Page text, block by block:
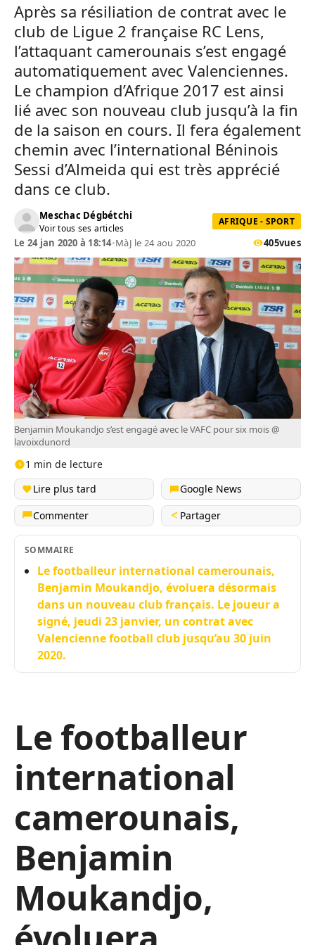
Après sa résiliation de contrat avec le
club de Ligue 2 française RC Lens,
l’attaquant camerounais s’est engagé
automatiquement avec Valenciennes.
Le champion d’Afrique 2017 est ainsi
lié avec son nouveau club jusqu’à la fin
de la saison en cours. Il fera également
chemin avec l’international Béninois
Sessi d’Almeida qui est très apprécié
dans ce club.
Meschac Dégbétchi
Voir tous ses articles
AFRIQUE - SPORT
Le 24 jan 2020 à 18:14•MàJ le 24 aou 2020 405vues
Benjamin Moukandjo s’est engagé avec le VAFC pour six mois @
lavoixdunord
1 min de lecture
Lire plus tard
Google News
Commenter
Partager
SOMMAIRE
Le footballeur international camerounais,
Benjamin Moukandjo, évoluera désormais
dans un nouveau club français. Le joueur a
signé, jeudi 23 janvier, un contrat avec
Valencienne football club jusqu’au 30 juin
2020.
Le footballeur
international
camerounais,
Benjamin
Moukandjo,